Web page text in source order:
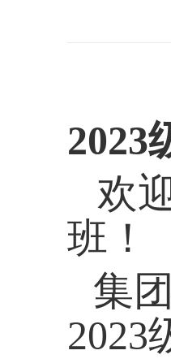
2023
欢
班！
集
2023